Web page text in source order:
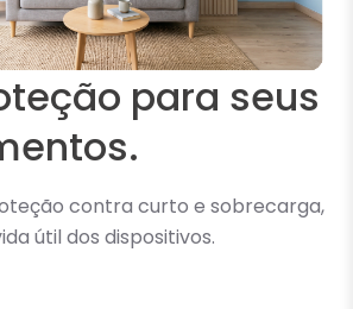
para seus
contra curto e sobrecarga,
útil dos dispositivos.